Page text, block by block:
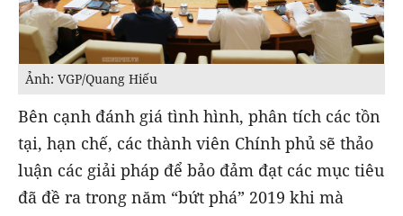
Ảnh: VGP/Quang Hiếu
Bên cạnh đánh giá tình hình, phân tích các tồn
tại, hạn chế, các thành viên Chính phủ sẽ thảo
luận các giải pháp để bảo đảm đạt các mục tiêu
đã đề ra trong năm “bứt phá” 2019 khi mà